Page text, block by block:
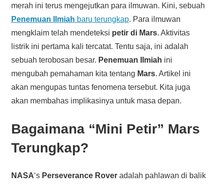
merah ini terus mengejutkan para ilmuwan. Kini, sebuah
Penemuan Ilmiah baru terungkap. Para ilmuwan
mengklaim telah mendeteksi petir di Mars. Aktivitas
listrik ini pertama kali tercatat. Tentu saja, ini adalah
sebuah terobosan besar. Penemuan Ilmiah ini
mengubah pemahaman kita tentang Mars. Artikel ini
akan mengupas tuntas fenomena tersebut. Kita juga
akan membahas implikasinya untuk masa depan.
Bagaimana “Mini Petir” Mars
Terungkap?
NASA‘s Perseverance Roveradalah pahlawan di balik